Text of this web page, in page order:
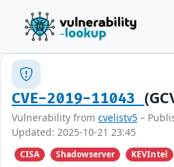
CVE-2019-11043
Vulnerability from cvelistv5 –
Updated: 2025-10-21 23:45
CISA Shadowserver KEVIntel